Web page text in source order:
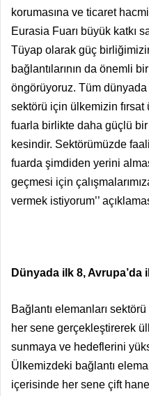
korumasına ve ticaret
Eurasia Fuarı büyük katkı
Tüyap olarak güç
bağlantılarının da önemli
öngörüyoruz. Tüm
sektörü için ülkemizin fırsat
fuarla birlikte daha güçlü
kesindir. Sektörümüzde
fuarda şimdiden yerini
geçmesi için
vermek istiyorum’’
Dünyada ilk 8, Avrupa’da
Bağlantı elemanları
her sene gerçekleştirerek
sunmaya ve hedeflerini
Ülkemizdeki bağlantı
içerisinde her sene çift